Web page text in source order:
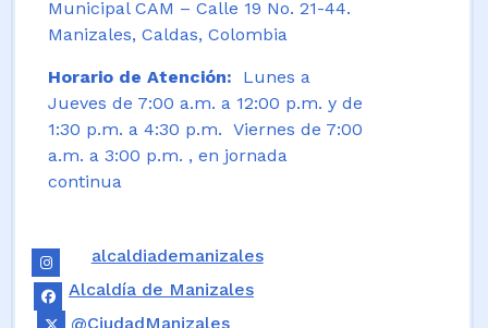
Municipal CAM – Calle 19 No. 21-44.
Manizales, Caldas, Colombia
Horario de Atención: Lunes a
Jueves de 7:00 a.m. a 12:00 p.m. y de
1:30 p.m. a 4:30 p.m. Viernes de 7:00
a.m. a 3:00 p.m. , en jornada
continua
alcaldiademanizales
Alcaldía de Manizales
@CiudadManizales